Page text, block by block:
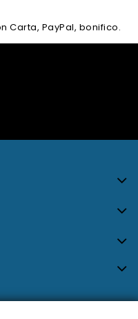
Carta, PayPal, bonifico.